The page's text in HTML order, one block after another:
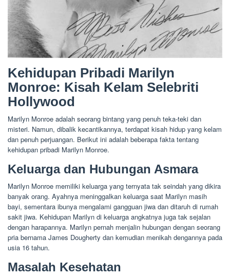
Kehidupan Pribadi Marilyn
Monroe: Kisah Kelam Selebriti
Hollywood
Marilyn Monroe adalah seorang bintang yang penuh teka-teki dan
misteri. Namun, dibalik kecantikannya, terdapat kisah hidup yang kelam
dan penuh perjuangan. Berikut ini adalah beberapa fakta tentang
kehidupan pribadi Marilyn Monroe.
Keluarga dan Hubungan Asmara
Marilyn Monroe memiliki keluarga yang ternyata tak seindah yang dikira
banyak orang. Ayahnya meninggalkan keluarga saat Marilyn masih
bayi, sementara ibunya mengalami gangguan jiwa dan ditaruh di rumah
sakit jiwa. Kehidupan Marilyn di keluarga angkatnya juga tak sejalan
dengan harapannya. Marilyn pernah menjalin hubungan dengan seorang
pria bernama James Dougherty dan kemudian menikah dengannya pada
usia 16 tahun.
Masalah Kesehatan